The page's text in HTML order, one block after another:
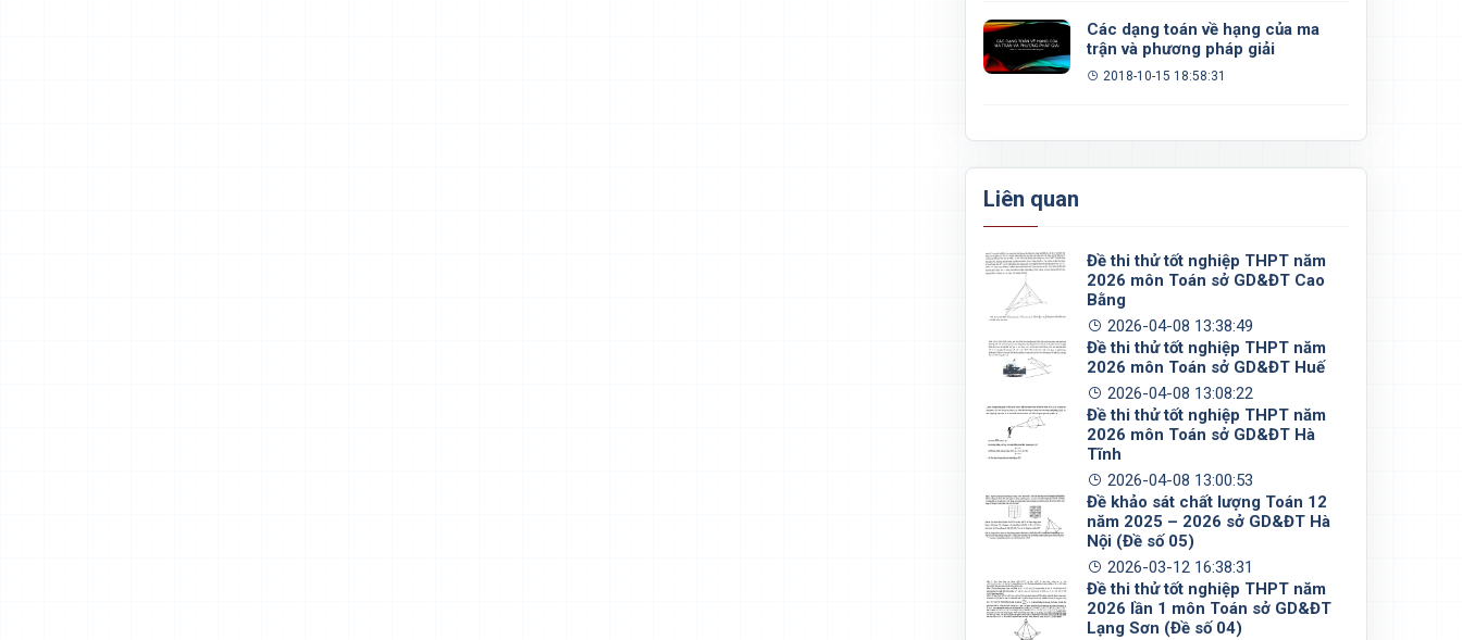
Các dạng toán về hạng của ma
trận và phương pháp giải
2018-10-15 18:58:31
Liên quan
Đề thi thử tốt nghiệp THPT năm
2026 môn Toán sở GD&ĐT Cao
Bằng
2026-04-08 13:38:49
Đề thi thử tốt nghiệp THPT năm
2026 môn Toán sở GD&ĐT Huế
2026-04-08 13:08:22
Đề thi thử tốt nghiệp THPT năm
2026 môn Toán sở GD&ĐT Hà
Tĩnh
2026-04-08 13:00:53
Đề khảo sát chất lượng Toán 12
năm 2025 – 2026 sở GD&ĐT Hà
Nội (Đề số 05)
2026-03-12 16:38:31
Đề thi thử tốt nghiệp THPT năm
2026 lần 1 môn Toán sở GD&ĐT
Lạng Sơn (Đề số 04)